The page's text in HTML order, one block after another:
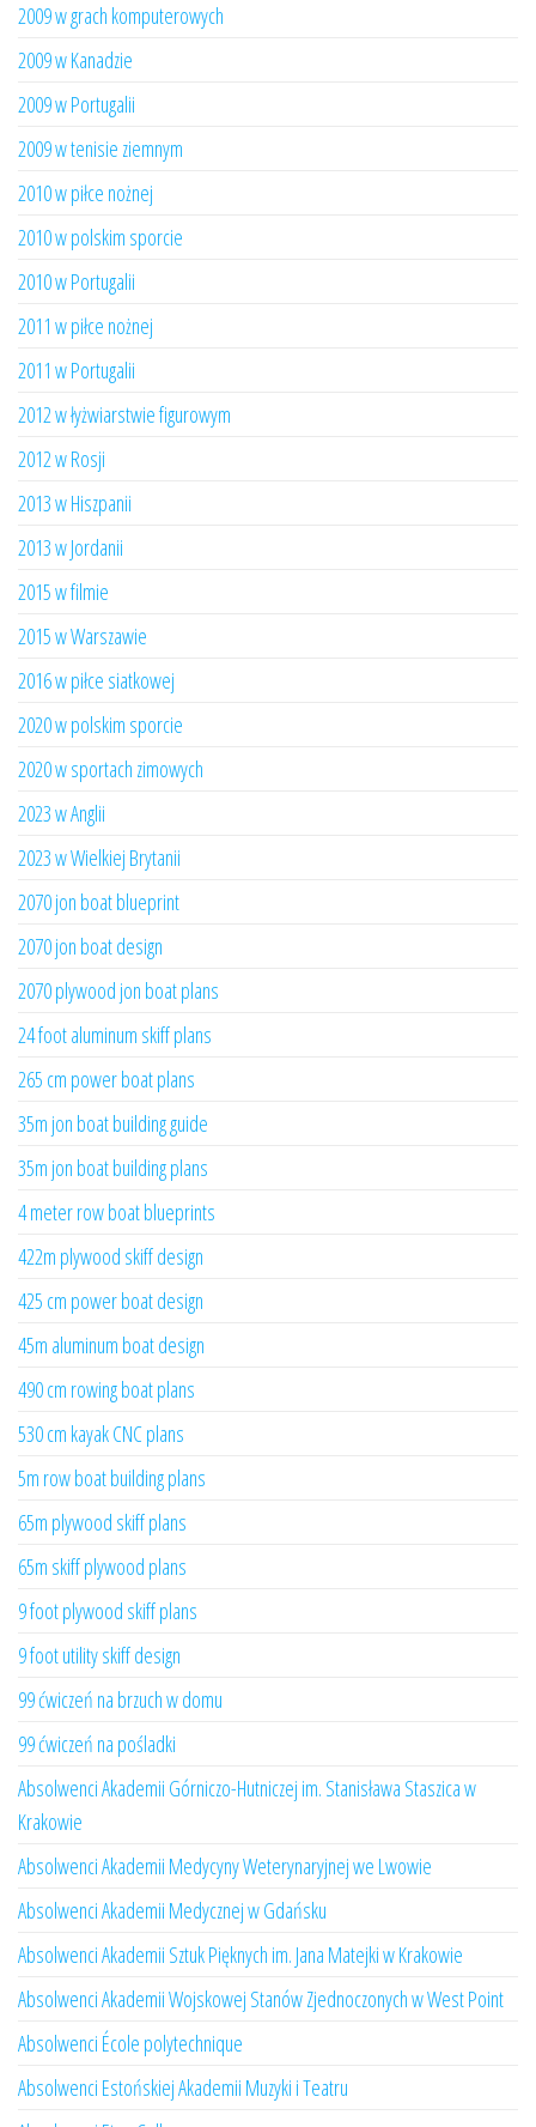
2009 w grach komputerowych
2009 w Kanadzie
2009 w Portugalii
2009 w tenisie ziemnym
2010 w piłce nożnej
2010 w polskim sporcie
2010 w Portugalii
2011 w piłce nożnej
2011 w Portugalii
2012 w łyżwiarstwie figurowym
2012 w Rosji
2013 w Hiszpanii
2013 w Jordanii
2015 w filmie
2015 w Warszawie
2016 w piłce siatkowej
2020 w polskim sporcie
2020 w sportach zimowych
2023 w Anglii
2023 w Wielkiej Brytanii
2070 jon boat blueprint
2070 jon boat design
2070 plywood jon boat plans
24 foot aluminum skiff plans
265 cm power boat plans
35m jon boat building guide
35m jon boat building plans
4 meter row boat blueprints
422m plywood skiff design
425 cm power boat design
45m aluminum boat design
490 cm rowing boat plans
530 cm kayak CNC plans
5m row boat building plans
65m plywood skiff plans
65m skiff plywood plans
9 foot plywood skiff plans
9 foot utility skiff design
99 ćwiczeń na brzuch w domu
99 ćwiczeń na pośladki
Absolwenci Akademii Górniczo-Hutniczej im. Stanisława Staszica w
Krakowie
Absolwenci Akademii Medycyny Weterynaryjnej we Lwowie
Absolwenci Akademii Medycznej w Gdańsku
Absolwenci Akademii Sztuk Pięknych im. Jana Matejki w Krakowie
Absolwenci Akademii Wojskowej Stanów Zjednoczonych w West Point
Absolwenci École polytechnique
Absolwenci Estońskiej Akademii Muzyki i Teatru